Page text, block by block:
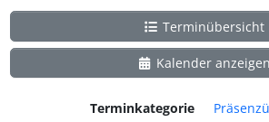
Terminübersicht
Kalender anzeigen
Terminkategorie